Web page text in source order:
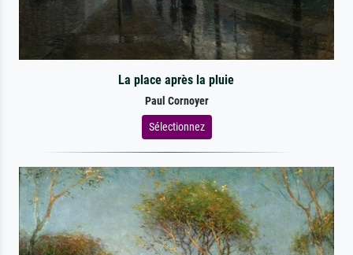
La place après la pluie
Paul Cornoyer
Sélectionnez